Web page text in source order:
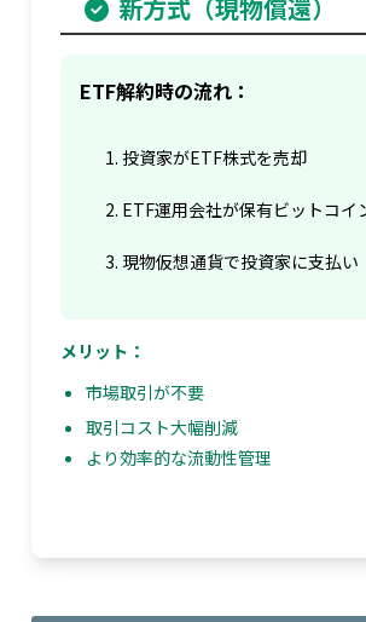
新方式（現物償還）
ETF解約時の流れ：
投資家がETF株式を売却
ETF運用会社が保有ビットコイ
現物仮想通貨で投資家に支払い
メリット：
市場取引が不要
取引コスト大幅削減
より効率的な流動性管理